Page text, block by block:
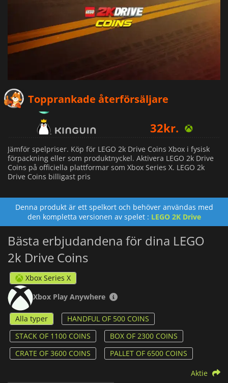
Topprankade återförsäljare
30kr.
32kr.
162kr.
Jämför spelpriser. Köp för LEGO 2k Drive Coins Xbox i fysisk
förpackning eller som produktnyckel. Aktivera LEGO 2k Drive
Coins på officiella plattformar som Xbox Series X. LEGO 2k
Drive Coins billigast pris
Denna produkt är ett spelkort och behöver användas med
den kompletta versionen av spelet : LEGO 2K Drive
Bästa erbjudandena för dina LEGO
2k Drive Coins
Xbox Series X
Xbox Play Anywhere
Alla typer
HANDFUL OF 500 COINS
STACK OF 1100 COINS
BOX OF 2300 COINS
CRATE OF 3600 COINS
PALLET OF 6500 COINS
Aktie